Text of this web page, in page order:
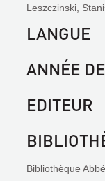
Leszczinski,
LANGUE
ANNÉE
EDITEUR
Bibliothèque